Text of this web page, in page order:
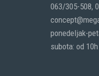
063/305-508,
ponedeljak-
subota: od